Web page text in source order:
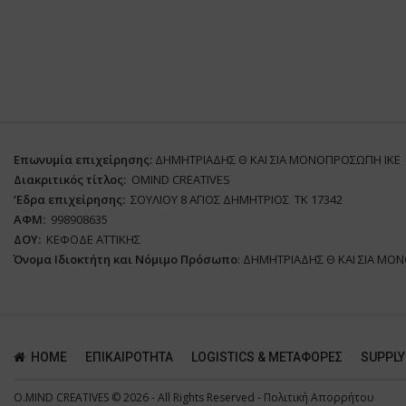
Επωνυμία επιχείρησης: ΔΗΜΗΤΡΙΑΔΗΣ Θ ΚΑΙ ΣΙΑ ΜΟΝΟΠΡΟΣΩΠΗ ΙΚΕ
Διακριτικός τίτλος: ΟΜΙΝD CREATIVES
‘Eδρα επιχείρησης: ΣΟΥΛΙΟΥ 8 ΑΓΙΟΣ ΔΗΜΗΤΡΙΟΣ ΤΚ 17342
ΑΦΜ: 998908635
ΔΟΥ: ΚΕΦΟΔΕ ΑΤΤΙΚΗΣ
Όνομα Ιδιοκτήτη και Νόμιμο Πρόσωπο: ΔΗΜΗΤΡΙΑΔΗΣ Θ ΚΑΙ ΣΙΑ
HOME ΕΠΙΚΑΙΡΌΤΗΤΑ LOGISTICS & ΜΕΤΑΦΟΡΕΣ
O.MIND CREATIVES © 2026 - All Rights Reserved - Πολιτική Απορρήτου